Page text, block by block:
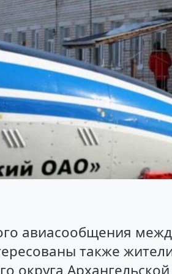
авиасообщения
также
округа Архангельской